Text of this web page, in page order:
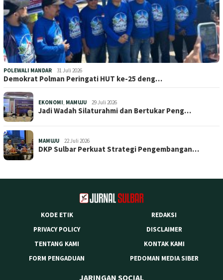
POLEWALI MANDAR 31 Juli 2026
Demokrat Polman Peringati HUT ke-25 deng…
EKONOMI, MAMUJU 29 Juli 2026
Jadi Wadah Silaturahmi dan Bertukar Peng…
MAMUJU 22 Juli 2026
DKP Sulbar Perkuat Strategi Pengembangan…
KODE ETIK
REDAKSI
PRIVACY POLICY
DISCLAIMER
TENTANG KAMI
KONTAK KAMI
FORM PENGADUAN
PEDOMAN MEDIA SIBER
JARINGAN SOCIAL